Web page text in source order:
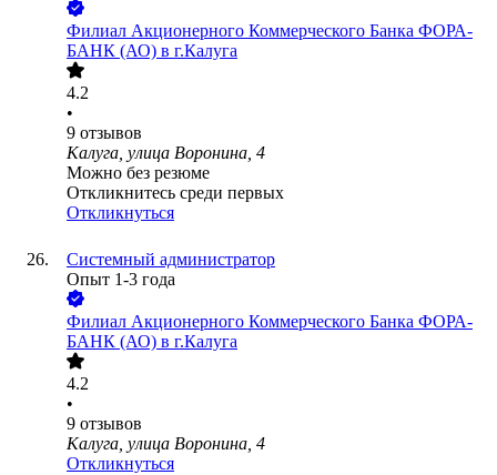
Филиал Акционерного Коммерческого Банка ФОРА-
БАНК (АО) в г.Калуга
4.2
•
9 отзывов
Калуга, улица Воронина, 4
Можно без резюме
Откликнитесь среди первых
Откликнуться
Системный администратор
Опыт 1-3 года
Филиал Акционерного Коммерческого Банка ФОРА-
БАНК (АО) в г.Калуга
4.2
•
9 отзывов
Калуга, улица Воронина, 4
Откликнуться